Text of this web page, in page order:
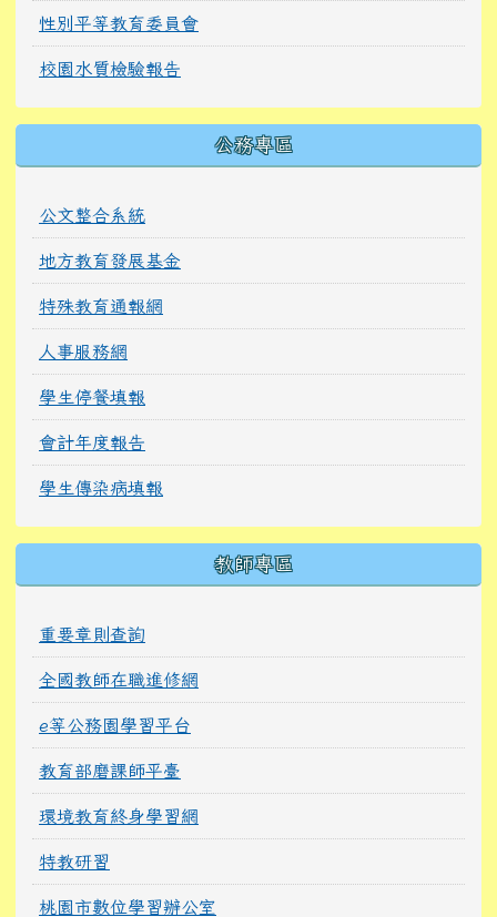
性別平等教育委員會
校園水質檢驗報告
公務專區
公文整合系統
地方教育發展基金
特殊教育通報網
人事服務網
學生停餐填報
會計年度報告
學生傳染病填報
教師專區
重要章則查詢
全國教師在職進修網
e等公務園學習平台
教育部磨課師平臺
環境教育終身學習網
特教研習
桃園市數位學習辦公室